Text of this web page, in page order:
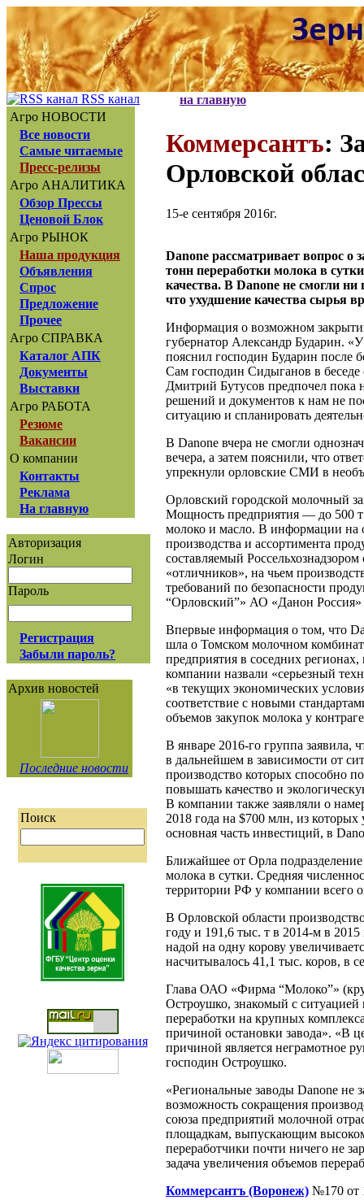
RSS канал
Агро НОВОСТИ
Все новости
Самые читаемые
Пресс-релизы
Агро АНАЛИТИКА
Обзор Прессы
Ценовой Блок
Агро РЫНОК
Наша продукция
Объявления
Спрос
Предложение
Прочее
Агро СПРАВКА
Каталог АПК
Документы
Выставки
Агро РАБОТА
Резюме
Вакансии
О компании
Контакты
Реклама
На главную
Авторизация
Логин
Пароль
Регистрация
Забыли пароль?
Архив новостей
Последние новости
Поиск
на главную
Коммерсантъ:
Орловской
15-е сентября 2016г.
Danone рассматривает вопрос
тонн переработки молока в
качества. В Danone не смогли
что ухудшение качества сырья
Информация о возможном
губернатор Александр Бударин.
пояснил господин Бударин после
Сам господин Сидыганов в беседе
Дмитрий Бутусов предпочел пока
решений и документов к нам не
ситуацию и спланировать
В Danone вчера не смогли
вечера, а затем пояснили, что
упрекнули орловские СМИ в
Орловский городской молочный
Мощность предприятия — до 500 т
молоко и масло. В информации на
производства и ассортимента
составляемый
«отличников», на чьем
требований по безопасности
“Орловский”» АО «Данон Россия»
Впервые информация о том, что
шла о Томском молочном
предприятия в соседних
компании назвали «серьезный
«в текущих экономических
соответствие с новыми
объемов закупок молока у
В январе 2016-го группа заявила,
в дальнейшем в зависимости от
производство которых способно
повышать качество и
В компании также заявляли о
2018 года на $700 млн, из
основная часть инвестиций, в
Ближайшее от Орла
молока в сутки. Средняя
территории РФ у компании всего
В Орловской области
году и 191,6 тыс. т в 2014-м в 2015
надой на одну корову
насчитывалось 41,1 тыс. коров, в
Глава ОАО «Фирма “Молоко”»
Остроушко, знакомый с ситуацией
переработки на крупных
причиной остановки завода». «В
причиной является неграмотное
господин Остроушко.
«Региональные заводы Danone не
возможность сокращения
союза предприятий молочной
площадкам, выпускающим
переработчики почти ничего не
задача увеличения объемов
Коммерсантъ (Воронеж) №170 от